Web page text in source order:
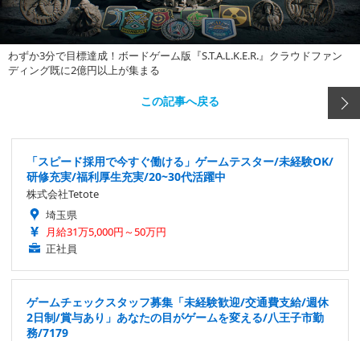
わずか3分で目標達成！ボードゲーム版『S.T.A.L.K.E.R.』クラウドファン
ディング既に2億円以上が集まる
この記事へ戻る
「スピード採用で今すぐ働ける」ゲームテスター/未経験OK/
研修充実/福利厚生充実/20~30代活躍中
株式会社Tetote
埼玉県
月給31万5,000円～50万円
正社員
ゲームチェックスタッフ募集「未経験歓迎/交通費支給/週休
2日制/賞与あり」あなたの目がゲームを変える/八王子市勤
務/7179